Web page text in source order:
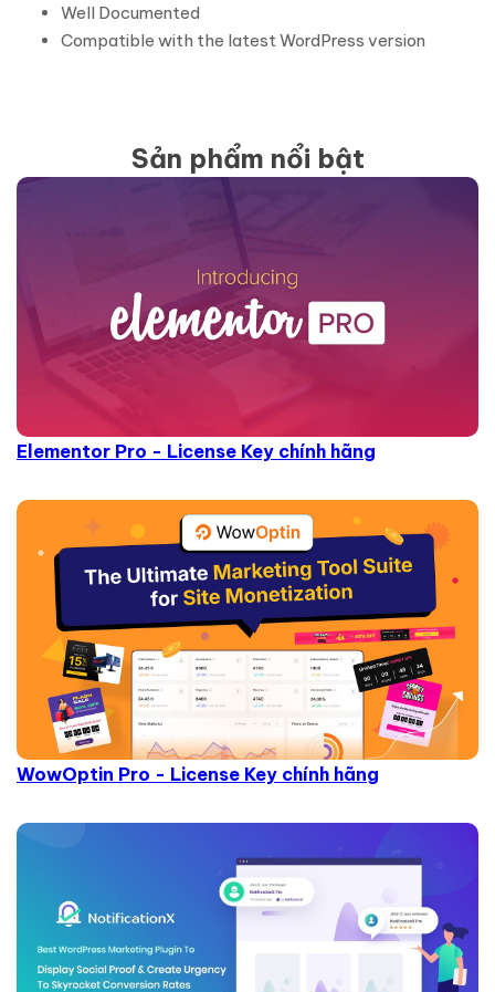
Well Documented
Compatible with the latest WordPress version
Sản phẩm nổi bật
Elementor Pro - License Key chính hãng
WowOptin Pro - License Key chính hãng